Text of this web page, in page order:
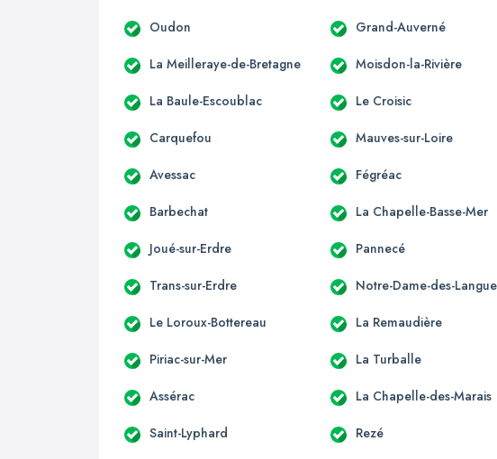
Oudon Grand-Auverné
La Meilleraye-de-Bretagne Moisdon-la-Rivière
La Baule-Escoublac Le Croisic
Carquefou Mauves-sur-Loire
Avessac Fégréac
Barbechat La Chapelle-Basse-Mer
Joué-sur-Erdre Pannecé
Trans-sur-Erdre Notre-Dame-des-
Le Loroux-Bottereau La Remaudière
Piriac-sur-Mer La Turballe
Assérac La Chapelle-des-Marais
Saint-Lyphard Rezé